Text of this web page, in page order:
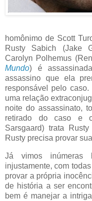
homônimo de Scott
Rusty Sabich (Jake
Carolyn Polhemus
Mundo) é
assassino que ela
responsável pelo
uma relação
noite do assassinato,
retirado do caso e
Sarsgaard) trata
Rusty precisa provar
Já vimos inúmeras
injustamente, com
provar a própria
de história a ser
bem é manejar a